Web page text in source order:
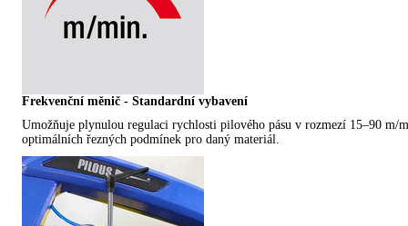
Frekvenční měnič - Standardní vybavení
Umožňuje plynulou regulaci rychlosti pilového pásu v rozmezí 15–90 m/
optimálních řezných podmínek pro daný materiál.